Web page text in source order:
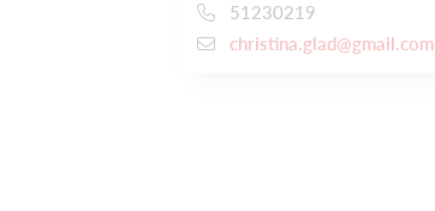
51230219
christina.glad@gmail.com